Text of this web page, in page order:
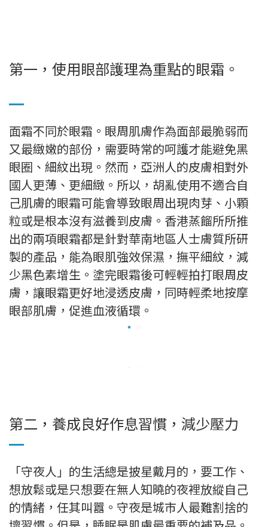
第一，使用眼部護理為重點的眼霜。
面霜不同於眼霜。眼周肌膚作為面部最脆弱而
又最緻嫩的部份，需要時常的呵護才能避免黑
眼圈、細紋出現。然而，亞洲人的皮膚相對外
國人更薄、更細緻。所以，胡亂使用不適合自
己肌膚的眼霜可能會導致眼周出現肉芽、小顆
粒或是根本沒有滋養到皮膚。香港蒸餾所所推
出的兩項眼霜都是針對華南地區人士膚質所研
製的產品，能為眼肌強效保濕，撫平細紋，減
少黑色素增生。塗完眼霜後可輕輕拍打眼周皮
膚，讓眼霜更好地浸透皮膚，同時輕柔地按摩
眼部肌膚，促進血液循環。
第二，養成良好作息習慣，減少壓力
「守夜人」的生活總是披星戴月的，要工作、
想放鬆或是只想要在無人知曉的夜裡放縱自己
的情緒，任其叫囂。守夜是城市人最難割捨的